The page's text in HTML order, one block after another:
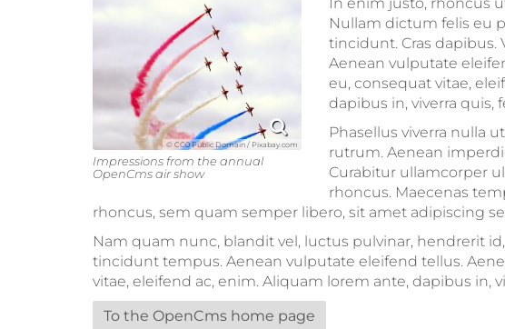
© CC0 Public Domain / Pixabay.com
Impressions from the annual
OpenCms air show
Nullam dictum felis eu
tincidunt. Cras
Aenean vulputate
eu, consequat vitae,
dapibus in, viverra quis,
Phasellus viverra nulla
rutrum. Aenean
Curabitur ullamcorper
rhoncus. Maecenas
rhoncus, sem quam semper libero, sit amet adipiscing
Nam quam nunc, blandit vel, luctus pulvinar, hendrerit
tincidunt tempus. Aenean vulputate eleifend tellus.
vitae, eleifend ac, enim. Aliquam lorem ante, dapibus in,
To the OpenCms home page